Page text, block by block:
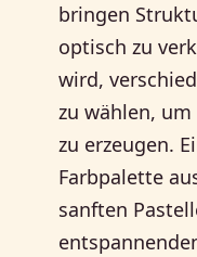
bringen
optisch zu
wird,
zu wählen,
zu erzeugen.
Farbpalette
sanften